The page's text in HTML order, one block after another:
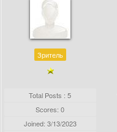
Зритель
Total Posts : 5
Scores: 0
Joined: 3/13/2023